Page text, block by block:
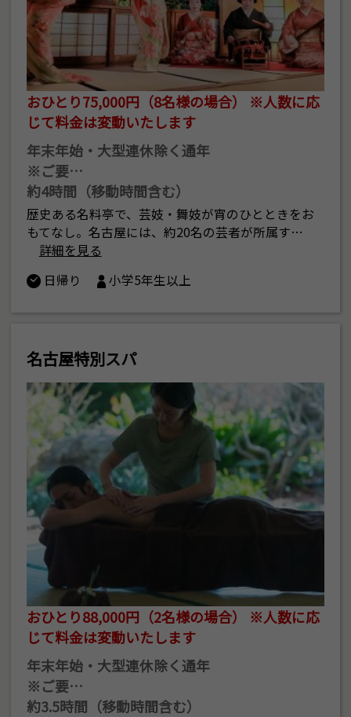
おひとり75,000円（8名様の場合） ※人数に応
じて料金は変動いたします
年末年始・大型連休除く通年
※ご要…
約4時間（移動時間含む）
歴史ある名料亭で、芸妓・舞妓が宵のひとときをお
もてなし。名古屋には、約20名の芸者が所属す…
詳細を見る
日帰り
小学5年生以上
名古屋特別スパ
おひとり88,000円（2名様の場合） ※人数に応
じて料金は変動いたします
年末年始・大型連休除く通年
※ご要…
約3.5時間（移動時間含む）